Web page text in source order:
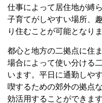
仕事によって居住地が縛
子育てがしやすい場所、
り住むことが可能となりま
都心と地方の二拠点に住
場合によって使い分ける
います。平日に通勤しや
喫するための郊外の拠点
効活用することができます